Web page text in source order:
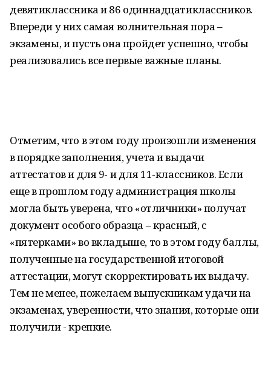
девятиклассника и 86 одиннадцатиклассников.
Впереди у них самая волнительная пора –
экзамены, и пусть она пройдет успешно, чтобы
реализовались все первые важные планы.
Отметим, что в этом году произошли изменения
в порядке заполнения, учета и выдачи
аттестатов и для 9- и для 11-классников. Если
еще в прошлом году администрация школы
могла быть уверена, что «отличники» получат
документ особого образца – красный, с
«пятерками» во вкладыше, то в этом году баллы,
полученные на государственной итоговой
аттестации, могут скорректировать их выдачу.
Тем не менее, пожелаем выпускникам удачи на
экзаменах, уверенности, что знания, которые они
получили - крепкие.